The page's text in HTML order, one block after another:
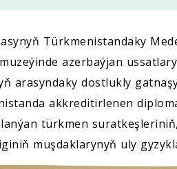
Türkmenistandaky
azerbaýjan
arasyndaky dostlukly
akkreditirlenen
türkmen
muşdaklarynyň uly